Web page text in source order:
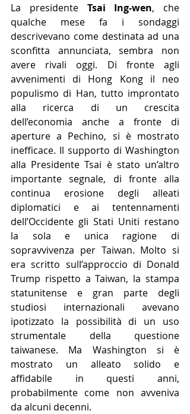
La presidente Tsai Ing-wen, che
qualche mese fa i sondaggi
descrivevano come destinata ad una
sconfitta annunciata, sembra non
avere rivali oggi. Di fronte agli
avvenimenti di Hong Kong il neo
populismo di Han, tutto improntato
alla ricerca di un crescita
dell’economia anche a fronte di
aperture a Pechino, si è mostrato
inefficace. Il supporto di Washington
alla Presidente Tsai è stato un’altro
importante segnale, di fronte alla
continua erosione degli alleati
diplomatici e ai tentennamenti
dell’Occidente gli Stati Uniti restano
la sola e unica ragione di
sopravvivenza per Taiwan. Molto si
era scritto sull’approccio di Donald
Trump rispetto a Taiwan, la stampa
statunitense e gran parte degli
studiosi internazionali avevano
ipotizzato la possibilità di un uso
strumentale della questione
taiwanese. Ma Washington si è
mostrato un alleato solido e
affidabile in questi anni,
probabilmente come non avveniva
da alcuni decenni.